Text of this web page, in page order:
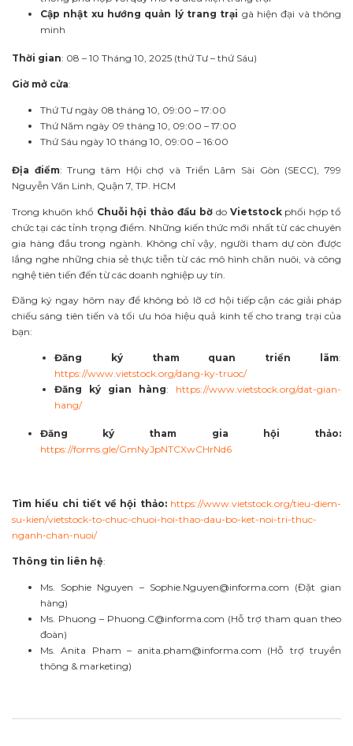
Cập nhật xu hướng quản lý trang trại gà hiện đại và thông
minh
Thời gian: 08 – 10 Tháng 10, 2025 (thứ Tư – thứ Sáu)
Giờ mở cửa:
Thứ Tư ngày 08 tháng 10, 09:00 – 17:00
Thứ Năm ngày 09 tháng 10, 09:00 – 17:00
Thứ Sáu ngày 10 tháng 10, 09:00 – 16:00
Địa điểm: Trung tâm Hội chợ và Triển Lãm Sài Gòn (SECC), 799
Nguyễn Văn Linh, Quận 7, TP. HCM
Trong khuôn khổ Chuỗi hội thảo đầu bờdo Vietstockphối hợp tổ
chức tại các tỉnh trọng điểm. Những kiến thức mới nhất từ các chuyên
gia hàng đầu trong ngành. Không chỉ vậy, người tham dự còn được
lắng nghe những chia sẻ thực tiễn từ các mô hình chăn nuôi, và công
nghệ tiên tiến đến từ các doanh nghiệp uy tín.
Đăng ký ngay hôm nay để không bỏ lỡ cơ hội tiếp cận các giải pháp
chiếu sáng tiên tiến và tối ưu hóa hiệu quả kinh tế cho trang trại của
bạn:
Đăng ký tham quan triển lãm:
https://www.vietstock.org/dang-ky-truoc/
Đăng ký gian hàng: https://www.vietstock.org/dat-gian-
hang/
Đăng ký tham gia hội thảo:
https://forms.gle/GmNyJpNTCXwCHrNd6
Tìm hiểu chi tiết về hội thảo: https://www.vietstock.org/tieu-diem-
su-kien/vietstock-to-chuc-chuoi-hoi-thao-dau-bo-ket-noi-tri-thuc-
nganh-chan-nuoi/
Thông tin liên hệ:
Ms. Sophie Nguyen – Sophie.Nguyen@informa.com (Đặt gian
hàng)
Ms. Phuong – Phuong.C@informa.com (Hỗ trợ tham quan theo
đoàn)
Ms. Anita Pham – anita.pham@informa.com (Hỗ trợ truyền
thông & marketing)